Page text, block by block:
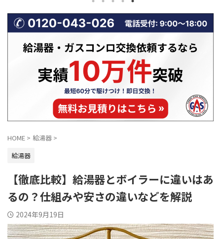
続くと、洗
水漏れ・本
ります。
まり」など
あり、正し
れらはガスコンロの不調だけでなく、
不完全燃焼という危険な状態の前兆で
あることも少なくありません。特に冬
場は、換気不足や使用環境の変化によ
って、ガスコンロの燃焼状態が悪化し
やすい時期です。 本記事では、冬に
ガスコンロの火トラブルが増える理由
から、「火が弱い・赤い・すすが出
る」具体的な原因、不完全燃焼の危険
性、そして自分でできる対処法や業者
に相 ...
ず、「逆流
す。 特に冬
風圧の影響
くなります
ドの換気逆
...
HOME > 給湯器 >
給湯器
【徹底比較】給湯器とボイラーに違いはあ
るの？仕組みや安さの違いなどを解説
2024年9月19日